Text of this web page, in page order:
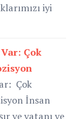
iyi
Çok
Çok
İnsan
ve vatanı ve